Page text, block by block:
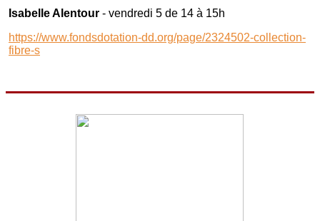
Isabelle Alentour - vendredi 5 de 14 à 15h
https://www.fondsdotation-dd.org/page/2324502-collection-
fibre-s